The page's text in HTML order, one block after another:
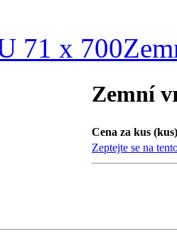
71 x 700
Zemní
Cena za kus
Zeptejte se na